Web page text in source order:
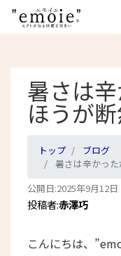
暑さは
ほうが
トップ
ブログ
暑さは辛かった
公開日:2025年9月12
投稿者:赤澤巧
こんにちは、